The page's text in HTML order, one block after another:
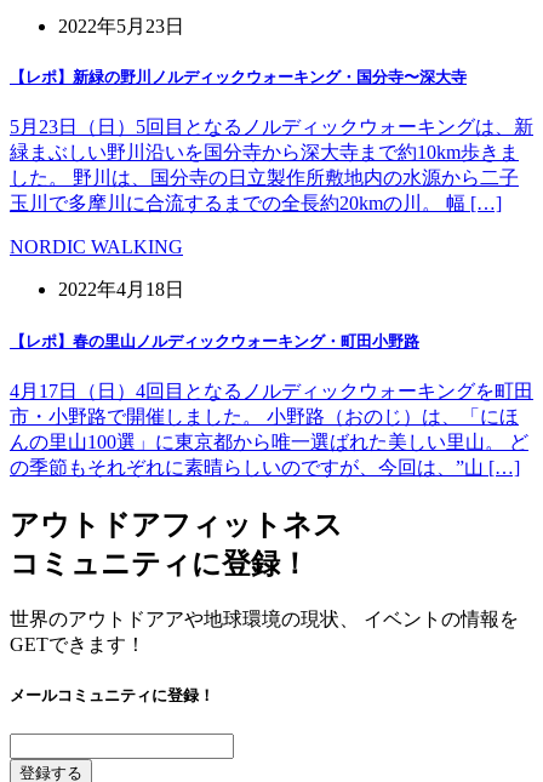
2022年5月23日
【レポ】新緑の野川ノルディックウォーキング・国分寺〜深大寺
5月23日（日）5回目となるノルディックウォーキングは、新
緑まぶしい野川沿いを国分寺から深大寺まで約10km歩きま
した。 野川は、国分寺の日立製作所敷地内の水源から二子
玉川で多摩川に合流するまでの全長約20kmの川。 幅 […]
NORDIC WALKING
2022年4月18日
【レポ】春の里山ノルディックウォーキング・町田小野路
4月17日（日）4回目となるノルディックウォーキングを町田
市・小野路で開催しました。 小野路（おのじ）は、「にほ
んの里山100選」に東京都から唯一選ばれた美しい里山。 ど
の季節もそれぞれに素晴らしいのですが、今回は、”山 […]
アウトドアフィットネス
コミュニティに登録！
世界のアウトドアアや地球環境の現状、 イベントの情報を
GETできます！
メールコミュニティに登録！